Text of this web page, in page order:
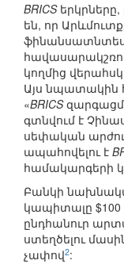
BRICSերկրները,
են, որ
կողմից
Այս նպատակին
«BRICS
գտնվում է
սեփական
ապահովելու է
համակարգերի
Բանկի
կապիտալը $100
ընդհանուր
ստեղծելու
չափով2: